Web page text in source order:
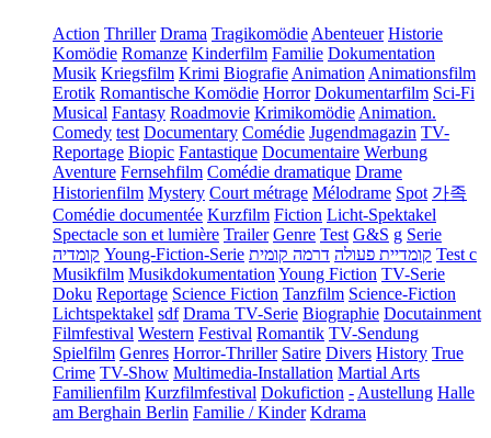
Action Thriller Drama Tragikomödie Abenteuer Historie
Komödie Romanze Kinderfilm Familie Dokumentation
Musik Kriegsfilm Krimi Biografie Animation Animationsfilm
Erotik Romantische Komödie Horror Dokumentarfilm Sci-Fi
Musical Fantasy Roadmovie Krimikomödie Animation.
Comedy test Documentary Comédie Jugendmagazin TV-
Reportage Biopic Fantastique Documentaire Werbung
Aventure Fernsehfilm Comédie dramatique Drame
Historienfilm Mystery Court métrage Mélodrame Spot 가족
Comédie documentée Kurzfilm Fiction Licht-Spektakel
Spectacle son et lumière Trailer Genre Test G&S g Serie
קומדיה Young-Fiction-Serie קומדיית פעולה דרמה קומית
Test c
Musikfilm Musikdokumentation Young Fiction TV-Serie
Doku Reportage Science Fiction Tanzfilm Science-Fiction
Lichtspektakel sdf Drama TV-Serie Biographie Docutainment
Filmfestival Western Festival Romantik TV-Sendung
Spielfilm Genres Horror-Thriller Satire Divers History True
Crime TV-Show Multimedia-Installation Martial Arts
Familienfilm Kurzfilmfestival Dokufiction - Austellung Halle
am Berghain Berlin Familie / Kinder Kdrama